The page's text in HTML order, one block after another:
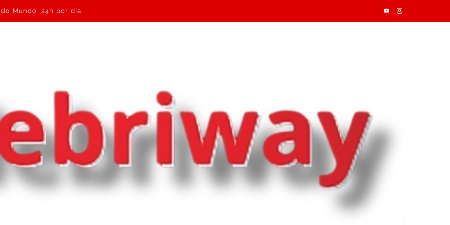
Mundo, 24h por dia